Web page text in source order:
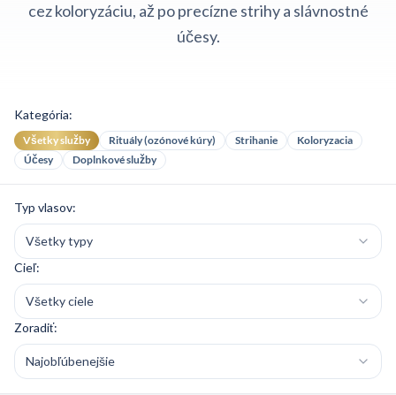
cez koloryzáciu, až po precízne strihy a slávnostné
účesy.
Kategória:
Všetky služby Rituály (ozónové kúry) Strihanie
Koloryzacia
Účesy
Doplnkové služby
Typ vlasov:
Všetky typy
Cieľ:
Všetky ciele
Zoradiť:
Najobľúbenejšie